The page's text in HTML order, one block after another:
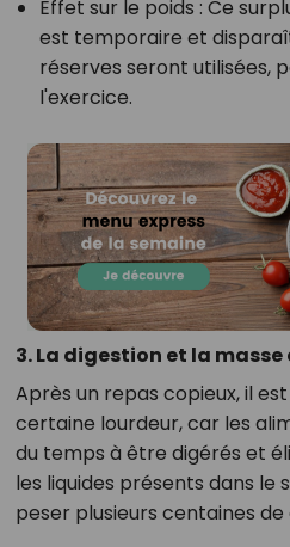
Effet sur le poids : Ce
est temporaire et
réserves seront utilisées,
l'exercice.
3. La digestion et la
Après un repas copieux, il
certaine lourdeur, car les
du temps à être digérés et
les liquides présents dans
peser plusieurs centaines